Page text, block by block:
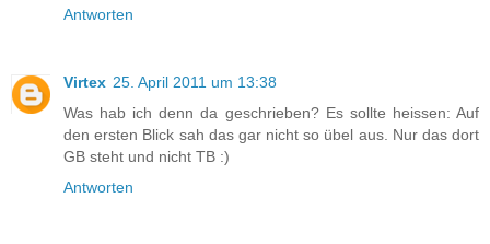
Antworten
Virtex 25. April 2011 um 13:38
Was hab ich denn da geschrieben? Es sollte heissen: Auf
den ersten Blick sah das gar nicht so übel aus. Nur das dort
GB steht und nicht TB :)
Antworten